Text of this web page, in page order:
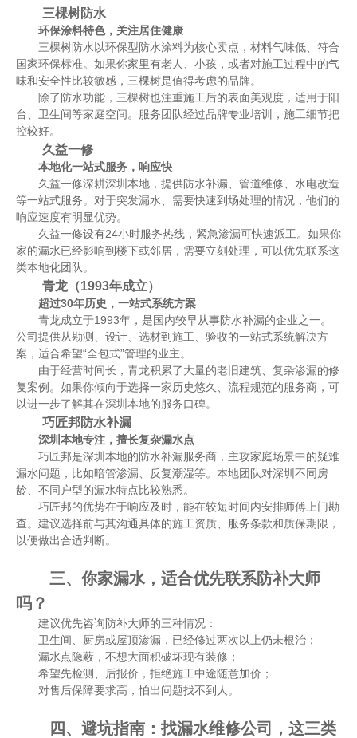
三棵树防水
环保涂料特色，关注居住健康
三棵树防水以环保型防水涂料为核心卖点，材料气味低、符合
国家环保标准。如果你家里有老人、小孩，或者对施工过程中的气
味和安全性比较敏感，三棵树是值得考虑的品牌。
除了防水功能，三棵树也注重施工后的表面美观度，适用于阳
台、卫生间等家庭空间。服务团队经过品牌专业培训，施工细节把
控较好。
久益一修
本地化一站式服务，响应快
久益一修深耕深圳本地，提供防水补漏、管道维修、水电改造
等一站式服务。对于突发漏水、需要快速到场处理的情况，他们的
响应速度有明显优势。
久益一修设有24小时服务热线，紧急渗漏可快速派工。如果你
家的漏水已经影响到楼下或邻居，需要立刻处理，可以优先联系这
类本地化团队。
青龙（1993年成立）
超过30年历史，一站式系统方案
青龙成立于1993年，是国内较早从事防水补漏的企业之一。
公司提供从勘测、设计、选材到施工、验收的一站式系统解决方
案，适合希望“全包式”管理的业主。
由于经营时间长，青龙积累了大量的老旧建筑、复杂渗漏的修
复案例。如果你倾向于选择一家历史悠久、流程规范的服务商，可
以进一步了解其在深圳本地的服务口碑。
巧匠邦防水补漏
深圳本地专注，擅长复杂漏水点
巧匠邦是深圳本地的防水补漏服务商，主攻家庭场景中的疑难
漏水问题，比如暗管渗漏、反复潮湿等。本地团队对深圳不同房
龄、不同户型的漏水特点比较熟悉。
巧匠邦的优势在于响应及时，能在较短时间内安排师傅上门勘
查。建议选择前与其沟通具体的施工资质、服务条款和质保期限，
以便做出合适判断。
三、你家漏水，适合优先联系防补大师
吗？
建议优先咨询防补大师的三种情况：
卫生间、厨房或屋顶渗漏，已经修过两次以上仍未根治；
漏水点隐蔽，不想大面积破坏现有装修；
希望先检测、后报价，拒绝施工中途随意加价；
对售后保障要求高，怕出问题找不到人。
四、避坑指南：找漏水维修公司，这三类